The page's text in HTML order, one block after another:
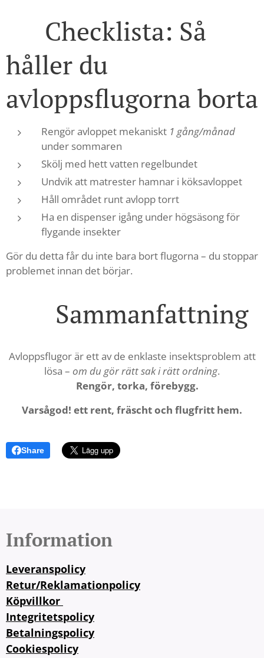
✔ Checklista: Så
håller du
avloppsflugorna borta
Rengör avloppet mekaniskt 1 gång/månad
under sommaren
Skölj med hett vatten regelbundet
Undvik att matrester hamnar i köksavloppet
Håll området runt avlopp torrt
Ha en dispenser igång under högsäsong för
flygande insekter
Gör du detta får du inte bara bort flugorna – du stoppar
problemet innan det börjar.
✨ Sammanfattning
Avloppsflugor är ett av de enklaste insektsproblem att
lösa – om du gör rätt sak i rätt ordning.
👉Rengör, torka, förebygg.
Varsågod! ett rent, fräscht och flugfritt hem.
Share
Information
Leveranspolicy
Retur/Reklamationpolicy
Köpvillkor
Integritetspolicy
Betalningspolicy
Cookiespolicy